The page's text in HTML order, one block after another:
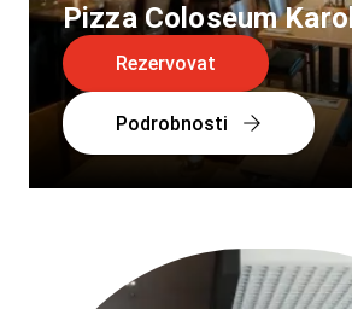
Pizza Coloseum
Rezervovat
Podrobnosti